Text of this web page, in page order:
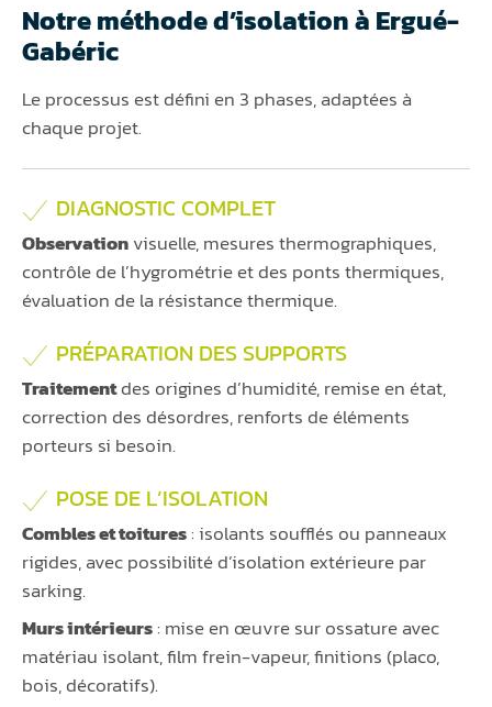
Notre méthode d’isolation à Ergué-
Gabéric
Le processus est défini en 3 phases, adaptées à
chaque projet.
DIAGNOSTIC COMPLET
Observationvisuelle, mesures thermographiques,
contrôle de l’hygrométrie et des ponts thermiques,
évaluation de la résistance thermique.
PRÉPARATION DES SUPPORTS
Traitementdes origines d’humidité, remise en état,
correction des désordres, renforts de éléments
porteurs si besoin.
POSE DE L’ISOLATION
Combles et toitures: isolants soufflés ou panneaux
rigides, avec possibilité d’isolation extérieure par
sarking.
Murs intérieurs: mise en œuvre sur ossature avec
matériau isolant, film frein-vapeur, finitions (placo,
bois, décoratifs).